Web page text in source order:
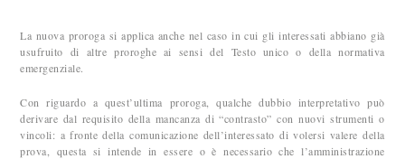
La nuova proroga si applica anche nel caso in cui gli interessati abbiano già
usufruito di altre proroghe ai sensi del Testo unico o della normativa
emergenziale.
Con riguardo a quest’ultima proroga, qualche dubbio interpretativo può
derivare dal requisito della mancanza di “contrasto” con nuovi strumenti o
vincoli: a fronte della comunicazione dell’interessato di volersi valere della
prova, questa si intende in essere o è necessario che l’amministrazione